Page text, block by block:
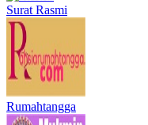
Surat Rasmi
Rumahtangga